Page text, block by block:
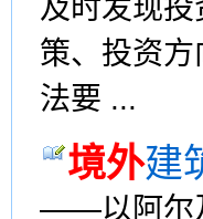
及时发现
策、投资
法要 ...
境外建
——以阿尔